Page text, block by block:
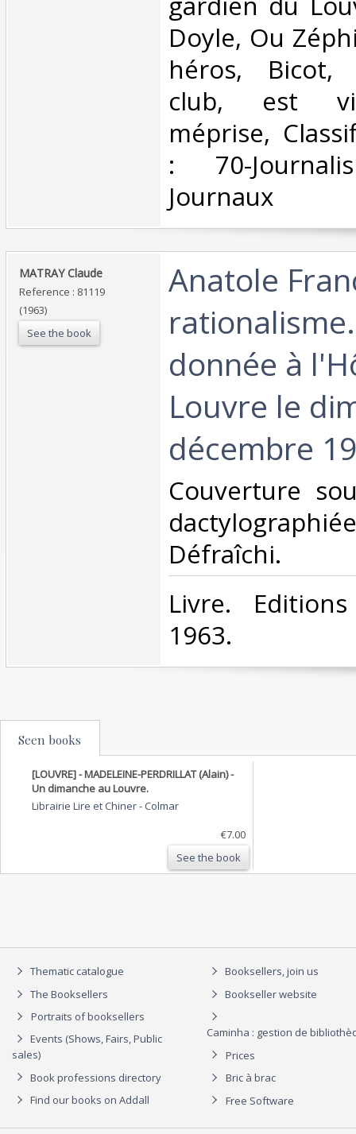
Doyle, Ou
héros, Bicot,
club, est
méprise,
: 70-
Journaux‎
‎MATRAY Claude ‎
Reference : 81119
(1963)
See the book
‎Anatole
donnée à
Louvre le
décembre
‎Couverture
Défraîchi.‎
‎Livre.
1963.‎
Seen books
[LOUVRE] - MADELEINE-PERDRILLAT (Alain) -
Un dimanche au Louvre.
Librairie Lire et Chiner- Colmar
€7.00
See the book
Thematic catalogue
The Booksellers
Portraits of booksellers
Events (Shows, Fairs, Public
sales)
Book professions directory
Find our books on Addall
Booksellers, join us
Bookseller website
Caminha : gestion de
Prices
Bric à brac
Free Software